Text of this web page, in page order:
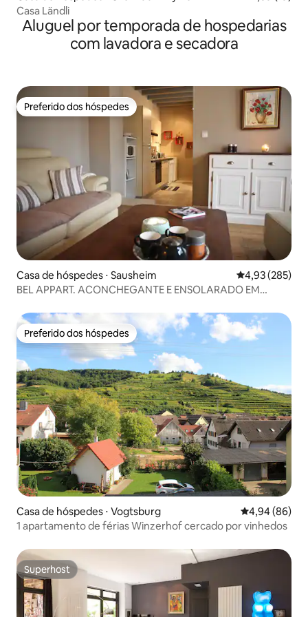
Casa Ländli
Aluguel por temporada de hospedarias
com lavadora e secadora
Preferido dos hóspedes
Preferido dos hóspedes
Casa de hóspedes ⋅ Sausheim 4,93 de uma
4,93 (285)
BEL APPART. ACONCHEGANTE E ENSOLARADO EM
Preferido dos hóspedes
Preferido dos hóspedes
Casa de hóspedes ⋅ Vogtsburg 4,94 de uma
4,94 (86)
1 apartamento de férias Winzerhof cercado por vinhedos
Superhost
Superhost